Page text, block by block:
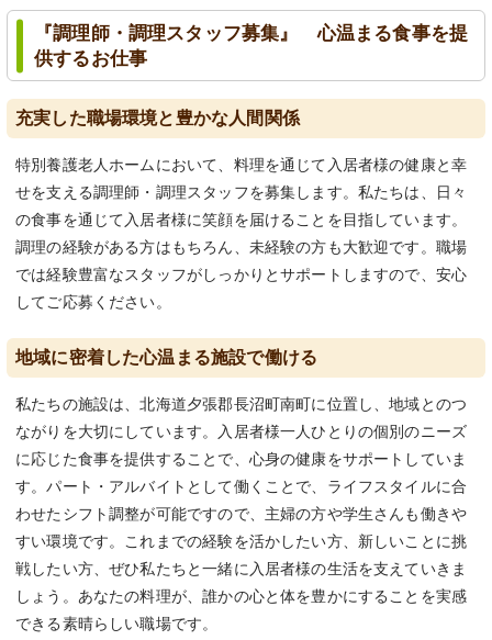
『調理師・調理スタッフ募集』 心温まる食事を提
供するお仕事
充実した職場環境と豊かな人間関係
特別養護老人ホームにおいて、料理を通じて入居者様の健康と幸
せを支える調理師・調理スタッフを募集します。私たちは、日々
の食事を通じて入居者様に笑顔を届けることを目指しています。
調理の経験がある方はもちろん、未経験の方も大歓迎です。職場
では経験豊富なスタッフがしっかりとサポートしますので、安心
してご応募ください。
地域に密着した心温まる施設で働ける
私たちの施設は、北海道夕張郡長沼町南町に位置し、地域とのつ
ながりを大切にしています。入居者様一人ひとりの個別のニーズ
に応じた食事を提供することで、心身の健康をサポートしていま
す。パート・アルバイトとして働くことで、ライフスタイルに合
わせたシフト調整が可能ですので、主婦の方や学生さんも働きや
すい環境です。これまでの経験を活かしたい方、新しいことに挑
戦したい方、ぜひ私たちと一緒に入居者様の生活を支えていきま
しょう。あなたの料理が、誰かの心と体を豊かにすることを実感
できる素晴らしい職場です。